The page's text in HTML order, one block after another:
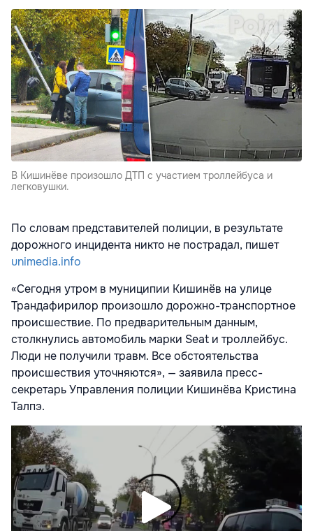
В Кишинёве произошло ДТП с участием троллейбуса и
легковушки.
По словам представителей полиции, в результате
дорожного инцидента никто не пострадал, пишет
unimedia.info
«Сегодня утром в муниципии Кишинёв на улице
Трандaфирилор произошло дорожно-транспортное
происшествие. По предварительным данным,
столкнулись автомобиль марки Seat и троллейбус.
Люди не получили травм. Все обстоятельства
происшествия уточняются», — заявила пресс-
секретарь Управления полиции Кишинёва Кристина
Талпэ.